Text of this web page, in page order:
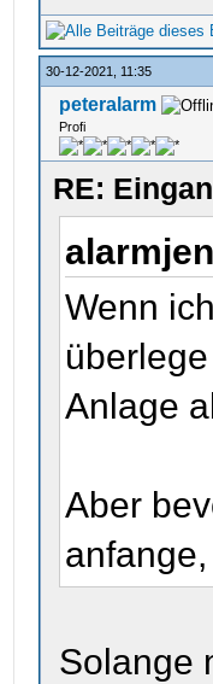
30-12-2021, 11:35
peteralarm
Profi
RE:
Wenn
Anlage
Aber
Solange